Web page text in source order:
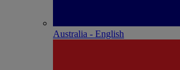
Australia - English